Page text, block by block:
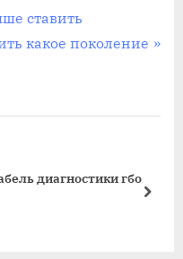
ставить
какое поколение
диагностики гбо
next